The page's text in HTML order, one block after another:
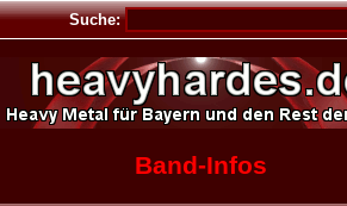
Suche:
Band-Infos